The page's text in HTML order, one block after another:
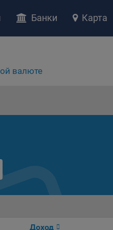
«Майфин» (далее –
персональных данных» (далее –
данных, которые
с доменным именем
Общество обрабатывает
Банки Карта
валюте
Доход